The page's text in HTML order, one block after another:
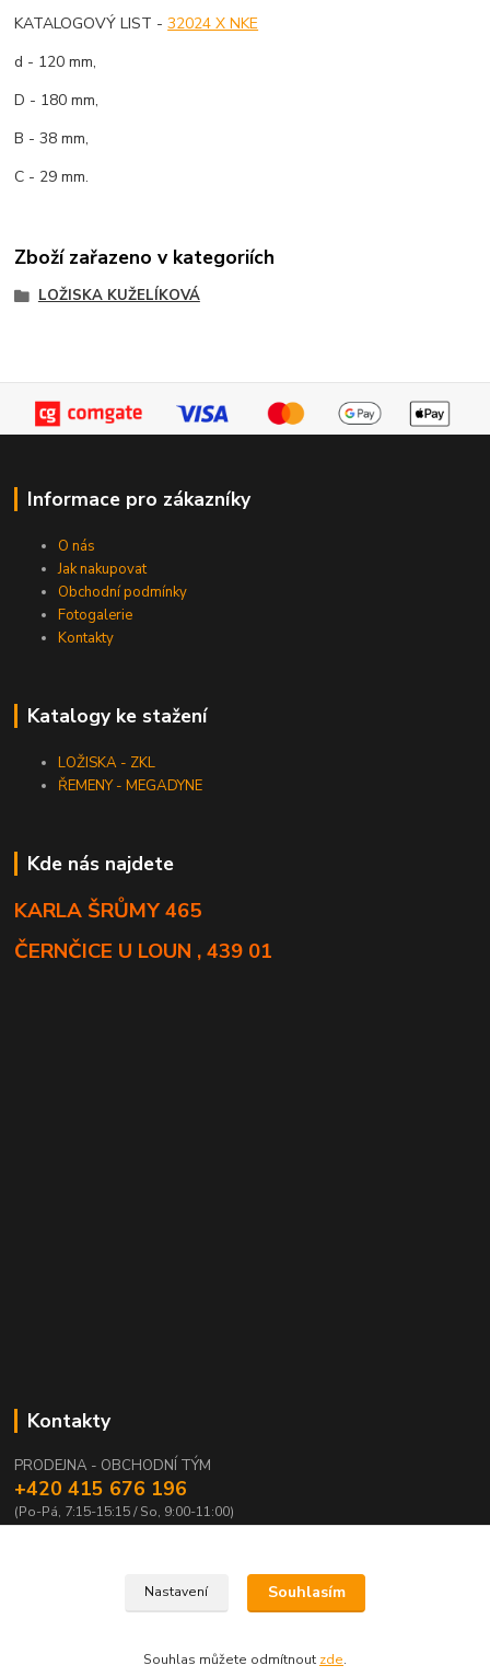
KATALOGOVÝ LIST -32024 X NKE
d - 120 mm,
D - 180 mm,
B - 38 mm,
C - 29 mm.
Zboží zařazeno v kategoriích
LOŽISKA KUŽELÍKOVÁ
Informace pro zákazníky
O nás
Jak nakupovat
Obchodní podmínky
Fotogalerie
Kontakty
Katalogy ke stažení
LOŽISKA - ZKL
ŘEMENY - MEGADYNE
Kde nás najdete
KARLA ŠRŮMY 465
ČERNČICE U LOUN , 439 01
Kontakty
PRODEJNA - OBCHODNÍ TÝM
+420 415 676 196
(Po-Pá, 7:15-15:15 / So, 9:00-11:00)
Nastavení Souhlasím
Souhlas můžete odmítnout zde.